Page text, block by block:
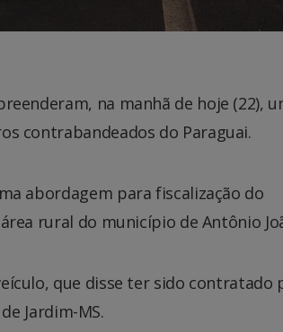
na manhã de hoje (22),
contrabandeados do Paraguai.
abordagem para fiscalização do
rural do município de Antônio
que disse ter sido contratado
Jardim-MS.